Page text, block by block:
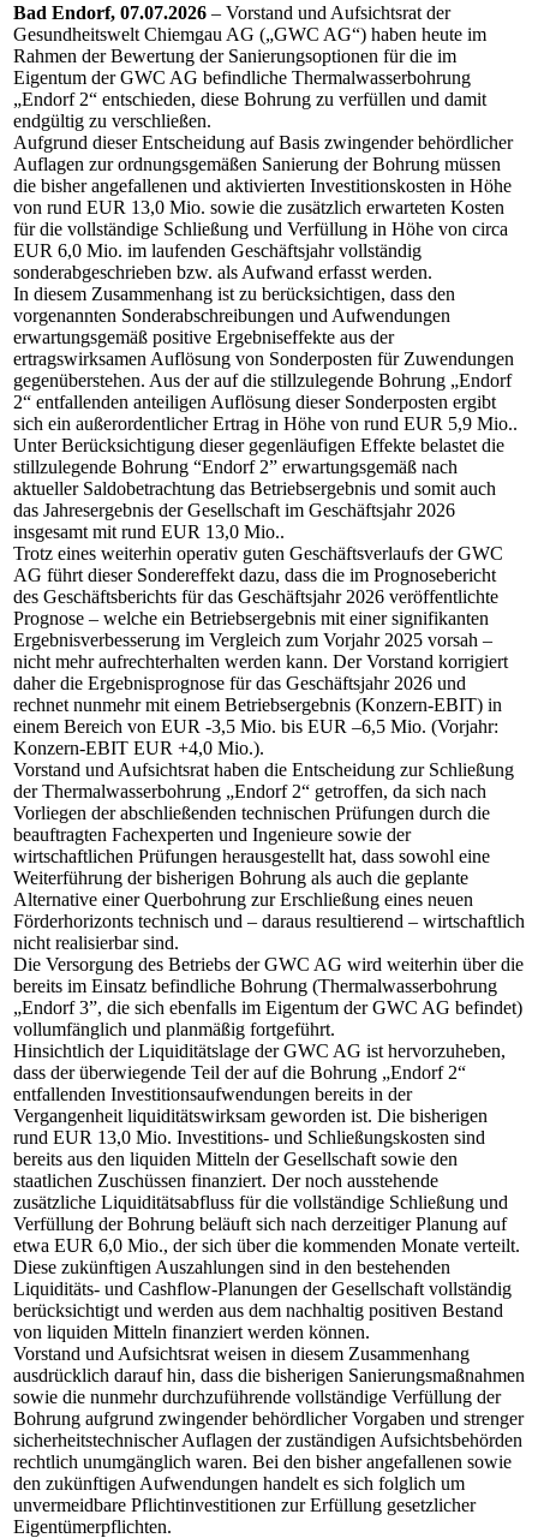
Bad Endorf, 07.07.2026 – Vorstand und Aufsichtsrat der
Gesundheitswelt Chiemgau AG („GWC AG“) haben heute im
Rahmen der Bewertung der Sanierungsoptionen für die im
Eigentum der GWC AG befindliche Thermalwasserbohrung
„Endorf 2“ entschieden, diese Bohrung zu verfüllen und damit
endgültig zu verschließen.
Aufgrund dieser Entscheidung auf Basis zwingender behördlicher
Auflagen zur ordnungsgemäßen Sanierung der Bohrung müssen
die bisher angefallenen und aktivierten Investitionskosten in Höhe
von rund EUR 13,0 Mio. sowie die zusätzlich erwarteten Kosten
für die vollständige Schließung und Verfüllung in Höhe von circa
EUR 6,0 Mio. im laufenden Geschäftsjahr vollständig
sonderabgeschrieben bzw. als Aufwand erfasst werden.
In diesem Zusammenhang ist zu berücksichtigen, dass den
vorgenannten Sonderabschreibungen und Aufwendungen
erwartungsgemäß positive Ergebniseffekte aus der
ertragswirksamen Auflösung von Sonderposten für Zuwendungen
gegenüberstehen. Aus der auf die stillzulegende Bohrung „Endorf
2“ entfallenden anteiligen Auflösung dieser Sonderposten ergibt
sich ein außerordentlicher Ertrag in Höhe von rund EUR 5,9 Mio..
Unter Berücksichtigung dieser gegenläufigen Effekte belastet die
stillzulegende Bohrung “Endorf 2” erwartungsgemäß nach
aktueller Saldobetrachtung das Betriebsergebnis und somit auch
das Jahresergebnis der Gesellschaft im Geschäftsjahr 2026
insgesamt mit rund EUR 13,0 Mio..
Trotz eines weiterhin operativ guten Geschäftsverlaufs der GWC
AG führt dieser Sondereffekt dazu, dass die im Prognosebericht
des Geschäftsberichts für das Geschäftsjahr 2026 veröffentlichte
Prognose – welche ein Betriebsergebnis mit einer signifikanten
Ergebnisverbesserung im Vergleich zum Vorjahr 2025 vorsah –
nicht mehr aufrechterhalten werden kann. Der Vorstand korrigiert
daher die Ergebnisprognose für das Geschäftsjahr 2026 und
rechnet nunmehr mit einem Betriebsergebnis (Konzern-EBIT) in
einem Bereich von EUR -3,5 Mio. bis EUR –6,5 Mio. (Vorjahr:
Konzern-EBIT EUR +4,0 Mio.).
Vorstand und Aufsichtsrat haben die Entscheidung zur Schließung
der Thermalwasserbohrung „Endorf 2“ getroffen, da sich nach
Vorliegen der abschließenden technischen Prüfungen durch die
beauftragten Fachexperten und Ingenieure sowie der
wirtschaftlichen Prüfungen herausgestellt hat, dass sowohl eine
Weiterführung der bisherigen Bohrung als auch die geplante
Alternative einer Querbohrung zur Erschließung eines neuen
Förderhorizonts technisch und – daraus resultierend – wirtschaftlich
nicht realisierbar sind.
Die Versorgung des Betriebs der GWC AG wird weiterhin über die
bereits im Einsatz befindliche Bohrung (Thermalwasserbohrung
„Endorf 3”, die sich ebenfalls im Eigentum der GWC AG befindet)
vollumfänglich und planmäßig fortgeführt.
Hinsichtlich der Liquiditätslage der GWC AG ist hervorzuheben,
dass der überwiegende Teil der auf die Bohrung „Endorf 2“
entfallenden Investitionsaufwendungen bereits in der
Vergangenheit liquiditätswirksam geworden ist. Die bisherigen
rund EUR 13,0 Mio. Investitions- und Schließungskosten sind
bereits aus den liquiden Mitteln der Gesellschaft sowie den
staatlichen Zuschüssen finanziert. Der noch ausstehende
zusätzliche Liquiditätsabfluss für die vollständige Schließung und
Verfüllung der Bohrung beläuft sich nach derzeitiger Planung auf
etwa EUR 6,0 Mio., der sich über die kommenden Monate verteilt.
Diese zukünftigen Auszahlungen sind in den bestehenden
Liquiditäts- und Cashflow-Planungen der Gesellschaft vollständig
berücksichtigt und werden aus dem nachhaltig positiven Bestand
von liquiden Mitteln finanziert werden können.
Vorstand und Aufsichtsrat weisen in diesem Zusammenhang
ausdrücklich darauf hin, dass die bisherigen Sanierungsmaßnahmen
sowie die nunmehr durchzuführende vollständige Verfüllung der
Bohrung aufgrund zwingender behördlicher Vorgaben und strenger
sicherheitstechnischer Auflagen der zuständigen Aufsichtsbehörden
rechtlich unumgänglich waren. Bei den bisher angefallenen sowie
den zukünftigen Aufwendungen handelt es sich folglich um
unvermeidbare Pflichtinvestitionen zur Erfüllung gesetzlicher
Eigentümerpflichten.